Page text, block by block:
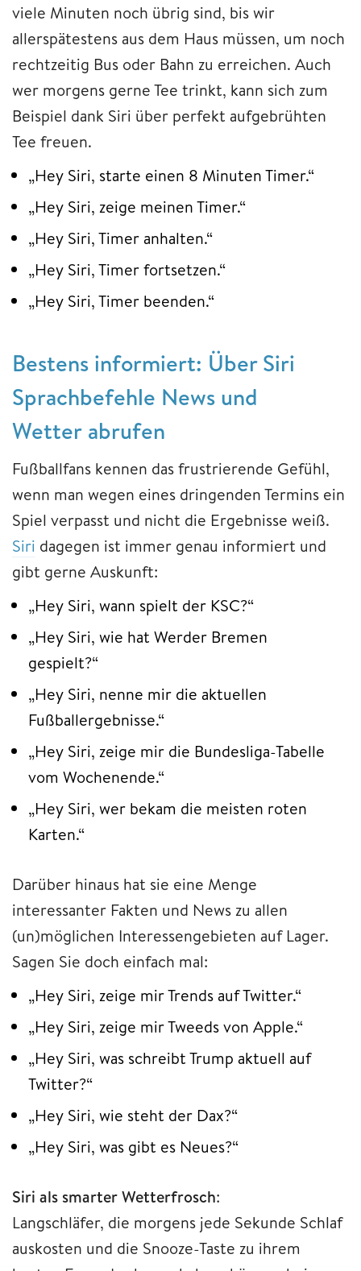
viele Minuten noch übrig sind, bis wir
allerspätestens aus dem Haus müssen, um noch
rechtzeitig Bus oder Bahn zu erreichen. Auch
wer morgens gerne Tee trinkt, kann sich zum
Beispiel dank Siri über perfekt aufgebrühten
Tee freuen.
„Hey Siri, starte einen 8 Minuten Timer.“
„Hey Siri, zeige meinen Timer.“
„Hey Siri, Timer anhalten.“
„Hey Siri, Timer fortsetzen.“
„Hey Siri, Timer beenden.“
Bestens informiert: Über Siri
Sprachbefehle News und
Wetter abrufen
Fußballfans kennen das frustrierende Gefühl,
wenn man wegen eines dringenden Termins ein
Spiel verpasst und nicht die Ergebnisse weiß.
Siri dagegen ist immer genau informiert und
gibt gerne Auskunft:
„Hey Siri, wann spielt der KSC?“
„Hey Siri, wie hat Werder Bremen
gespielt?“
„Hey Siri, nenne mir die aktuellen
Fußballergebnisse.“
„Hey Siri, zeige mir die Bundesliga-Tabelle
vom Wochenende.“
„Hey Siri, wer bekam die meisten roten
Karten.“
Darüber hinaus hat sie eine Menge
interessanter Fakten und News zu allen
(un)möglichen Interessengebieten auf Lager.
Sagen Sie doch einfach mal:
„Hey Siri, zeige mir Trends auf Twitter.“
„Hey Siri, zeige mir Tweeds von Apple.“
„Hey Siri, was schreibt Trump aktuell auf
Twitter?“
„Hey Siri, wie steht der Dax?“
„Hey Siri, was gibt es Neues?“
Siri als smarter Wetterfrosch:
Langschläfer, die morgens jede Sekunde Schlaf
auskosten und die Snooze-Taste zu ihrem